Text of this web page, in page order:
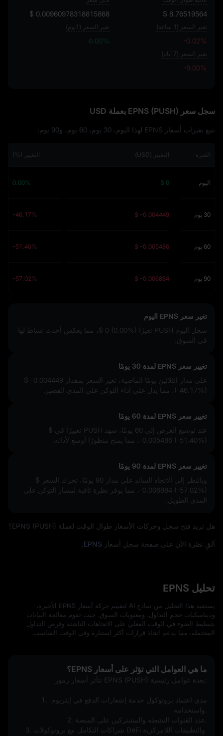
$ 8.76519564
$ 0.00960978318815868
تغير السعر (1 ساعة)
-0.02%
تغير السعر (1يوم)
0.00%
تغير السعر (7 أيام)
-9.00%
سجل سعر EPNS (PUSH) بعملة USD
تتبع تغيرات أسعار EPNS لهذا اليوم، 30 يوم، 60 يوم، و90 يوم:
الفترة التغيير (USD) التغيير (%)
اليوم $ 0
0.00%
30 يوم $ -0.004449
-46.17%
60 يوم $ -0.005486
-51.40%
90 يوم $ -0.006884
-57.02%
تغير سعر EPNS اليوم
سجل اليوم PUSH تغيرًا
$ 0 (0.00%)، مما يعكس أحدث نشاط لها
في السوق.
تغيير سعر EPNS لمدة 30 يومًا
على مدار الثلاثين يومًا الماضية، تغير السعر بمقدار $ -0.004449
(-46.17%) ، مما يدل على أداء التوكن على المدى القصير.
تغيير سعر EPNS لمدة 60 يومًا
عند توسيع العرض إلى 60 يومًا، شهد PUSH تغييرًا في
$
-0.005486 (-51.40%)، مما يمنح منظورًا أوسع لأدائه.
تغيير سعر EPNS لمدة 90 يومًا
وبالنظر إلى الاتجاه السائد على مدار 90 يومًا، تحرك السعر
$
-0.006884 (-57.02%)، مما يوفر نظرة ثاقبة لمسار التوكن على
المدى الطويل.
هل تريد فتح سجل وحركات الأسعار طوال الوقت لعملة EPNS (PUSH)؟
ألقٍ نظرة الآن على صفحة سجل أسعار EPNS
تحليل EPNS
يستفيد هذا التحليل من نماذج AI لتقييم حركة أسعار EPNS الأخيرة،
وديناميكيات حجم التداول، ومعنويات السوق. حيث تقوم معالجة البيانات
بتسليط الضوء في الوقت الفعلي على الاتجاهات الناشئة وفرص التداول
المحتملة، مما يدعم اتخاذ قرارات أكثر استنارة وفي الوقت المناسب.
ما هي العوامل التي تؤثر على أسعار EPNS؟
تتأثر أسعار رموز EPNS (PUSH) بعدة عوامل رئيسية:
1. مدى اعتماد بروتوكول خدمة إشعارات الدفع في إيثريوم
3. شراكات التكامل مع بروتوكولات DeFi والتطبيقات اللامركزية